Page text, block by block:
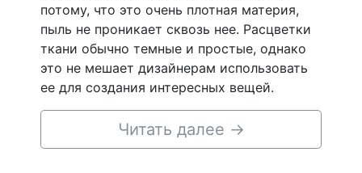
потому, что это очень плотная материя,
пыль не проникает сквозь нее. Расцветки
ткани обычно темные и простые, однако
это не мешает дизайнерам использовать
ее для создания интересных вещей.
Читать далее →